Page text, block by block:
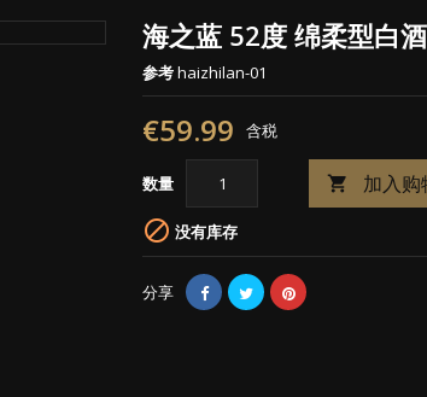
海之蓝 52度 绵柔型白酒
参考haizhilan-01
€59.99 含税
数量  加入购
 没有库存
分享